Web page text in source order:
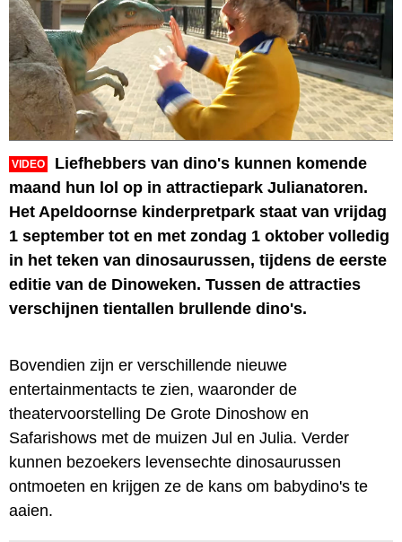
VIDEO
Liefhebbers van dino's kunnen komende
maand hun lol op in attractiepark Julianatoren.
Het Apeldoornse kinderpretpark staat van vrijdag
1 september tot en met zondag 1 oktober volledig
in het teken van dinosaurussen, tijdens de eerste
editie van de Dinoweken. Tussen de attracties
verschijnen tientallen brullende dino's.
Bovendien zijn er verschillende nieuwe
entertainmentacts te zien, waaronder de
theatervoorstelling De Grote Dinoshow en
Safarishows met de muizen Jul en Julia. Verder
kunnen bezoekers levensechte dinosaurussen
ontmoeten en krijgen ze de kans om babydino's te
aaien.